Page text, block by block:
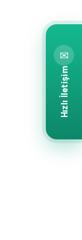
✉
Hızlı İletişim